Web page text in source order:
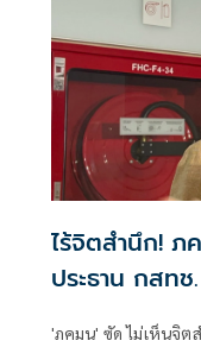
ไร้จิตสำนึก!
ประธาน กสทช.
'ภคมน' ซัด ไม่เห็นจิ